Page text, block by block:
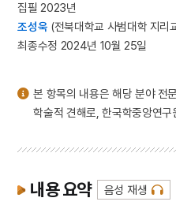
7
8
섞박지
10 정약용
집필 2023년
조성욱 (전북대학교 사범대학 지리
최종수정 2024년 10월 25일
본 항목의 내용은 해당 분야 전
학술적 견해로, 한국학중앙연
내용 요약 음성 재생